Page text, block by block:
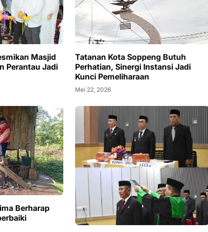
Masjid
Perantau Jadi
Tatanan Kota Soppeng Butuh
Perhatian, Sinergi Instansi Jadi
Kunci Pemeliharaan
Mei 22, 2026
Berharap